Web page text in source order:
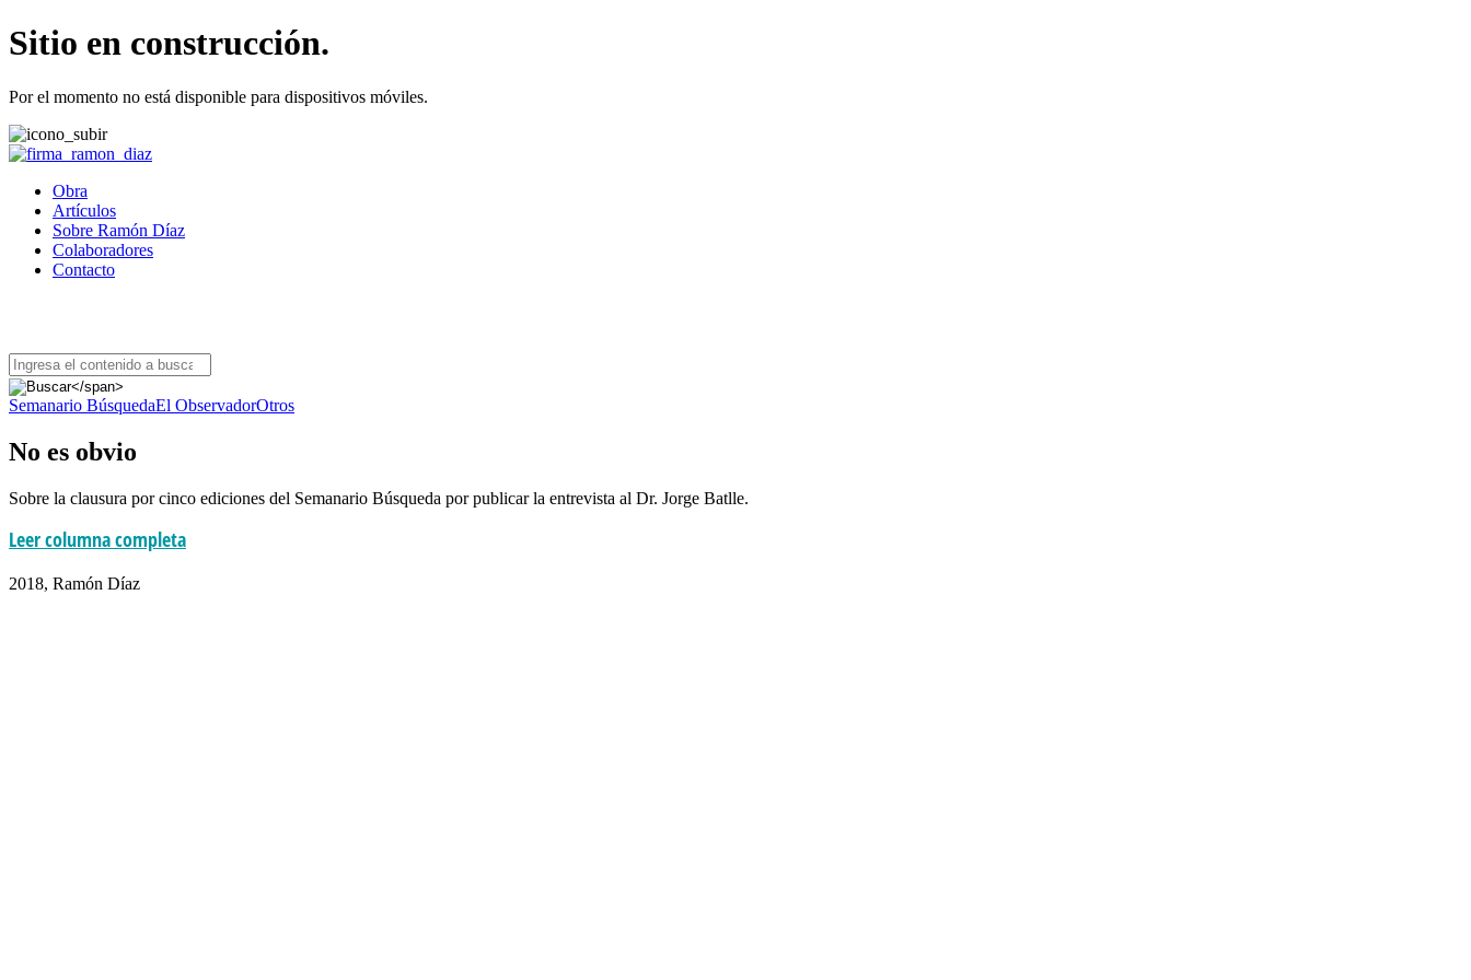
Sitio en construcción.
Por el momento no está disponible para dispositivos móviles.
Obra
Artículos
Sobre Ramón Díaz
Colaboradores
Contacto
Semanario BúsquedaEl ObservadorOtros
No es obvio
Sobre la clausura por cinco ediciones del Semanario Búsqueda por publicar la entrevista al Dr. Jorge Batlle.
Leer columna completa
2018, Ramón Díaz